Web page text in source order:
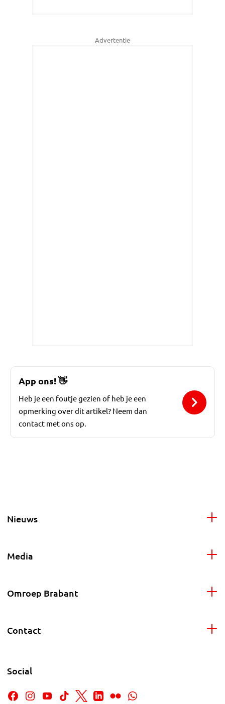
Advertentie
App ons!👋
Heb je een foutje gezien of heb je een
opmerking over dit artikel? Neem dan
contact met ons op.
Nieuws
Media
Omroep Brabant
Contact
Social